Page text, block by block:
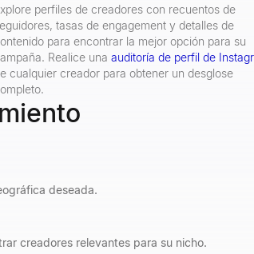
perfiles de creadores con recuentos de
tasas de engagement y detalles de
para encontrar la mejor opción para su
Realice una auditoría de perfil de
cualquier creador para obtener un desglose
deseada.
creadores relevantes para su nicho.